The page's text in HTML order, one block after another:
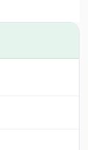
Primavera e